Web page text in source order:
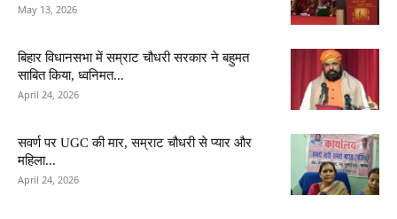
May 13, 2026
बिहार विधानसभा में सम्राट चौधरी सरकार ने बहुमत
साबित किया, ध्वनिमत...
April 24, 2026
सवर्ण पर UGC की मार, सम्राट चौधरी से प्यार और
महिला...
April 24, 2026